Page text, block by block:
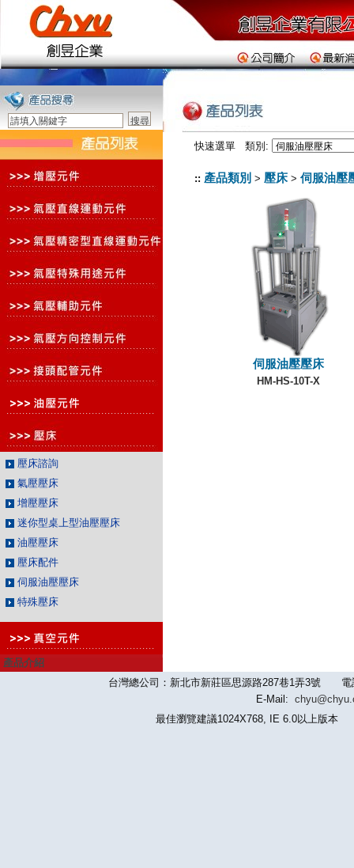
壓床諮詢
氣壓壓床
增壓壓床
迷你型桌上型油壓壓床
油壓壓床
壓床配件
伺服油壓壓床
特殊壓床
產品介紹
快速選單 類別:
:: 產品類別 > 壓床 > 伺服油壓
伺服油壓壓床
HM-HS-10T-X
台灣總公司：新北市新莊區思源路287巷1弄3號
E-Mail:
最佳瀏覽建議1024X768, IE 6.0以上版本